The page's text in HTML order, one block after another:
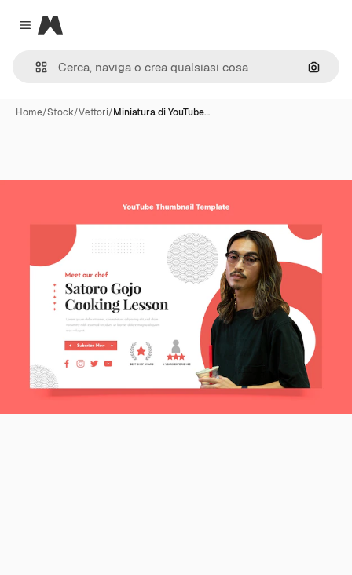
Close menu
Magnific
Cerca
Home/Stock/Vettori/Miniatura di YouTube…